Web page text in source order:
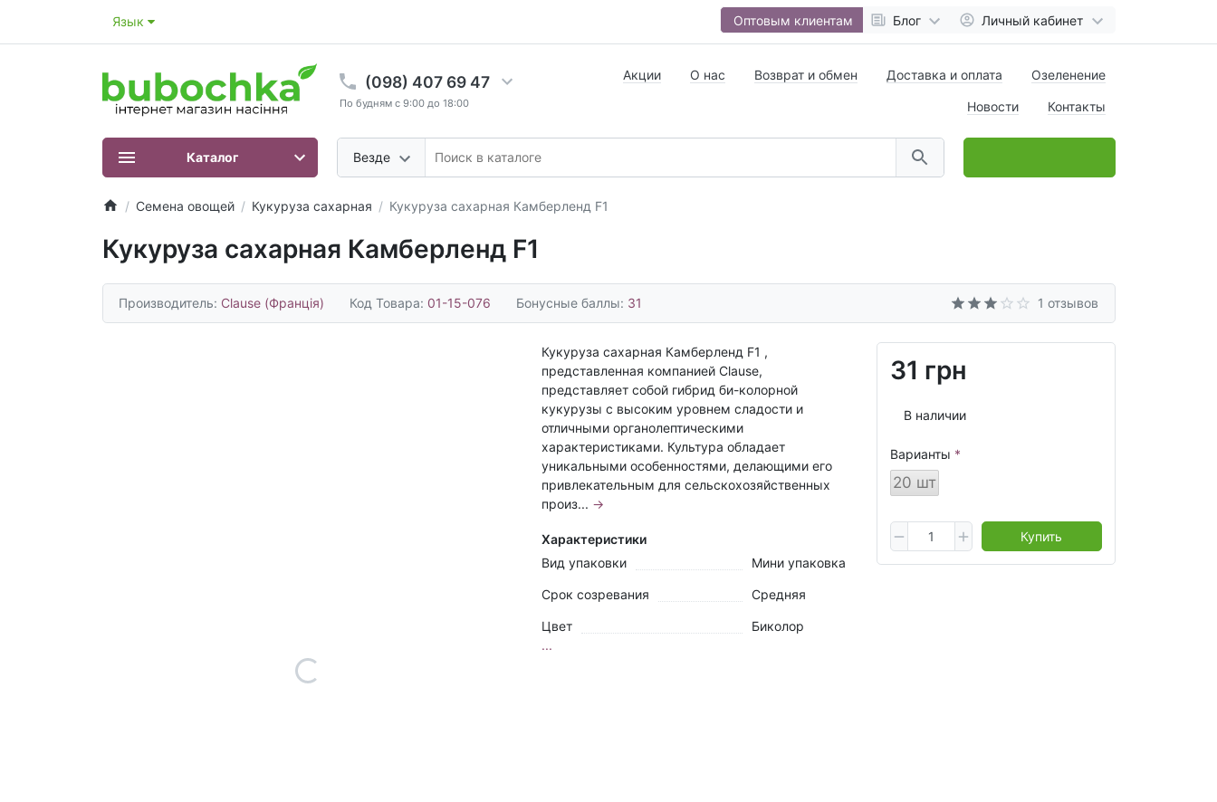
Язык Оптовым клиентам Блог Личный кабинет
(098) 407 69 47
По будням с 9:00 до 18:00
Везде
Акции О нас Возврат и обмен Доставка и оплата Озеленение
Новости Контакты
Каталог
Семена овощей Кукуруза сахарная Кукуруза сахарная Камберленд F1
Кукуруза сахарная Камберленд F1
Производитель: Clause (Франція) Код Товара: 01-15-076 Бонусные баллы: 31 1 отзывов
31 грн
В наличии
Варианты
20 шт
Купить
Кукуруза сахарная Камберленд F1 ,
представленная компанией Clause,
представляет собой гибрид би-колорной
кукурузы с высоким уровнем сладости и
отличными органолептическими
характеристиками. Культура обладает
уникальными особенностями, делающими его
привлекательным для сельскохозяйственных
произ... →
Характеристики
Вид упаковки
Мини упаковка
Срок созревания Средняя
Цвет
Биколор
...